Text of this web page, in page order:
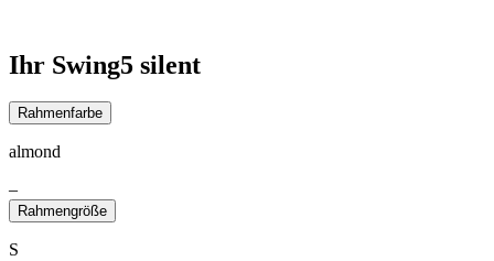
Ihr Swing5 silent
Rahmenfarbe
almond
–
Rahmengröße
S